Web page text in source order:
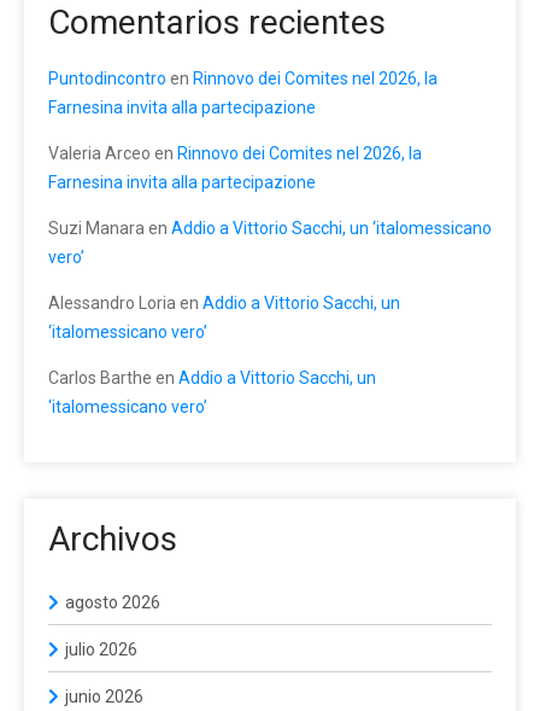
Comentarios recientes
Puntodincontro en Rinnovo dei Comites nel 2026, la
Farnesina invita alla partecipazione
Valeria Arceo en Rinnovo dei Comites nel 2026, la
Farnesina invita alla partecipazione
Suzi Manara en Addio a Vittorio Sacchi, un ‘italomessicano
vero’
Alessandro Loria en Addio a Vittorio Sacchi, un
‘italomessicano vero’
Carlos Barthe en Addio a Vittorio Sacchi, un
‘italomessicano vero’
Archivos
agosto 2026
julio 2026
junio 2026